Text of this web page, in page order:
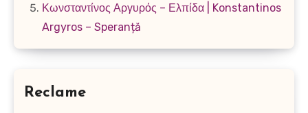
Κωνσταντίνος Αργυρός – Ελπίδα | Konstantinos
Argyros – Speranță
Reclame